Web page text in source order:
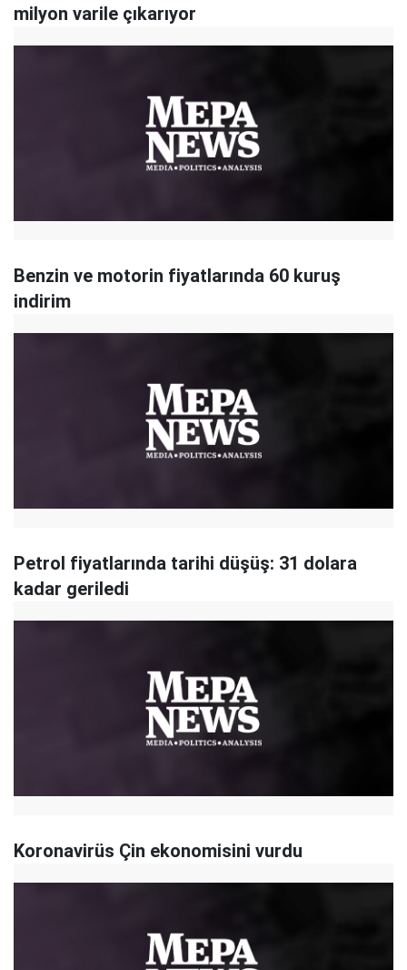
milyon varile çıkarıyor
Benzin ve motorin fiyatlarında 60 kuruş
indirim
Petrol fiyatlarında tarihi düşüş: 31 dolara
kadar geriledi
Koronavirüs Çin ekonomisini vurdu